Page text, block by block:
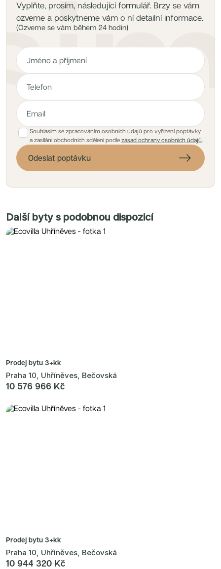
Vyplňte, prosím, následující formulář. Brzy se vám
ozveme a poskytneme vám o ní detailní informace.
(Ozveme se vám během 24 hodin)
Souhlasím se zpracováním osobních údajů pro vyřízení poptávky
a zasílání obchodních sdělení podle zásad ochrany osobních údajů.
Odeslat poptávku
Další byty s podobnou dispozicí
Prodej bytu 3+kk
Praha 10, Uhříněves, Bečovská
10 576 966 Kč
Prodej bytu 3+kk
Praha 10, Uhříněves, Bečovská
10 944 320 Kč